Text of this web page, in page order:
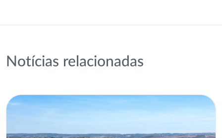
Notícias relacionadas